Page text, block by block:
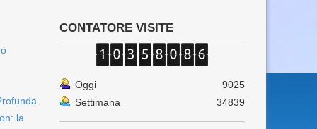
la
CONTATORE VISITE
Oggi
9025
Settimana
34839